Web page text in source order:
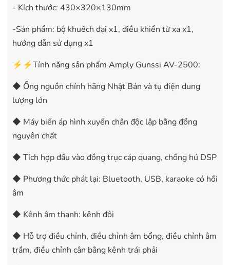
- Kích thước: 430×320×130mm
-Sản phẩm: bộ khuếch đại x1, điều khiển từ xa x1,
hướng dẫn sử dụng x1
⚡⚡Tính năng sản phẩm Amply Gunssi AV-2500:
◆ Ống nguồn chính hãng Nhật Bản và tụ điện dung
lượng lớn
◆ Máy biến áp hình xuyến chân độc lập bằng đồng
nguyên chất
◆ Tích hợp đầu vào đồng trục cáp quang, chống hú DSP
◆ Phương thức phát lại: Bluetooth, USB, karaoke có hồi
âm
◆ Kênh âm thanh: kênh đôi
◆ Hỗ trợ điều chỉnh, điều chỉnh âm bổng, điều chỉnh âm
trầm, điều chỉnh cân bằng kênh trái phải